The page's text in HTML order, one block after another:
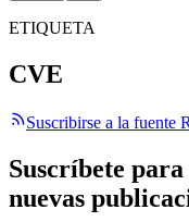
ETIQUETA
CVE
Suscribirse a la fuente
Suscríbete
nuevas